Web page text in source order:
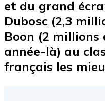
et du grand
Dubosc (2,3
Boon (2 millions
année-là) au
français les